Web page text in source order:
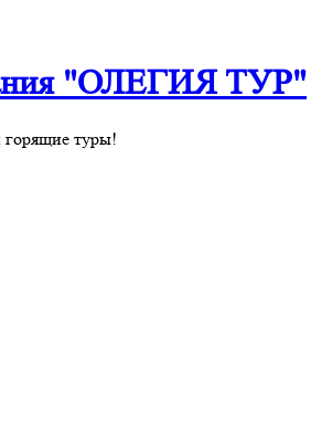
"ОЛЕГИЯ ТУР"
туры!